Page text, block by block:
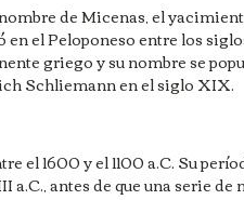
de Micenas, el
el Peloponeso entre los
griego y su nombre se
Schliemann en el siglo XIX.
el 1600 y el 1100 a.C. Su
antes de que una serie